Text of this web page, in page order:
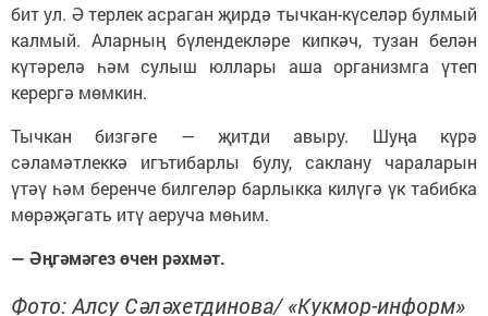
бит ул. Ә терлек асраган җирдә тычкан-күселәр булмый
калмый. Аларның бүлендекләре кипкәч, тузан белән
күтәрелә һәм сулыш юллары аша организмга үтеп
керергә мөмкин.
Тычкан бизгәге — җитди авыру. Шуңа күрә
сәламәтлеккә игътибарлы булу, саклану чараларын
үтәү һәм беренче билгеләр барлыкка килүгә үк табибка
мөрәҗәгать итү аеруча мөһим.
— Әңгәмәгез өчен рәхмәт.
Фото: Алсу Сәләхетдинова/ «Кукмор-информ»